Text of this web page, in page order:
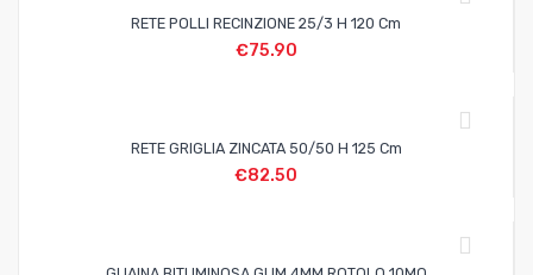
RETE POLLI RECINZIONE 25/3 H 120 Cm
€75.90
RETE GRIGLIA ZINCATA 50/50 H 125 Cm
€82.50